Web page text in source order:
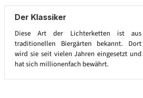
Der Klassiker
Diese Art der Lichterketten ist aus
traditionellen Biergärten bekannt. Dort
wird sie seit vielen Jahren eingesetzt und
hat sich millionenfach bewährt.